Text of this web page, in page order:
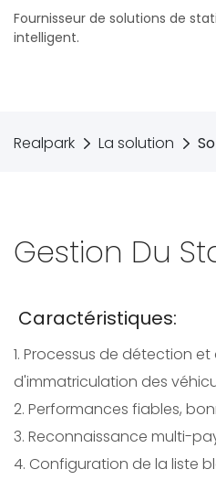
Fournisseur de solutions de
intelligent.
Realpark La solution
Gestion Du
Caractéristiques:
1. Processus de détection
d'immatriculation des
2. Performances fiables,
3. Reconnaissance multi-
4. Configuration de la liste